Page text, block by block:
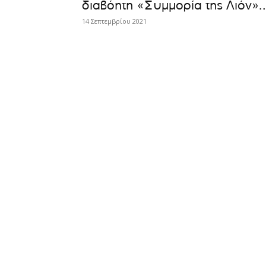
διαβόητη «Συμμορία της
14 Σεπτεμβρίου 2021